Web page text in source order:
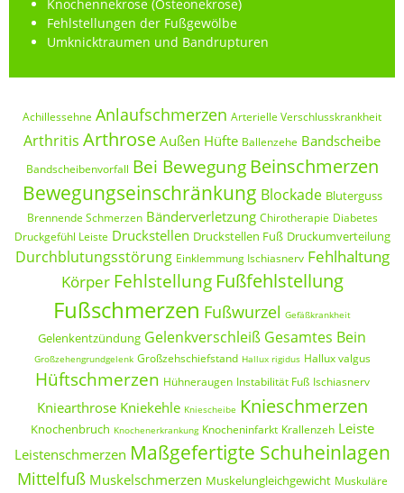
Knochennekrose (Osteonekrose)
Fehlstellungen der Fußgewölbe
Umknicktraumen und Bandrupturen
Achillessehne Anlaufschmerzen Arterielle Verschlusskrankheit
Arthritis Arthrose Außen Hüfte Ballenzehe Bandscheibe
Bandscheibenvorfall Bei Bewegung Beinschmerzen
Bewegungseinschränkung Blockade Bluterguss
Brennende Schmerzen Bänderverletzung Chirotherapie Diabetes
Druckgefühl Leiste Druckstellen Druckstellen Fuß Druckumverteilung
Durchblutungsstörung Einklemmung Ischiasnerv Fehlhaltung
Körper Fehlstellung Fußfehlstellung
Fußschmerzen Fußwurzel Gefäßkrankheit
Gelenkentzündung Gelenkverschleiß Gesamtes Bein
Großzehengrundgelenk Großzehschiefstand Hallux rigidus Hallux valgus
Hüftschmerzen Hühneraugen Instabilität Fuß Ischiasnerv
Kniearthrose Kniekehle Kniescheibe Knieschmerzen
Knochenbruch Knochenerkrankung Knocheninfarkt Krallenzeh Leiste
Leistenschmerzen Maßgefertigte Schuheinlagen
Mittelfuß Muskelschmerzen Muskelungleichgewicht Muskuläre